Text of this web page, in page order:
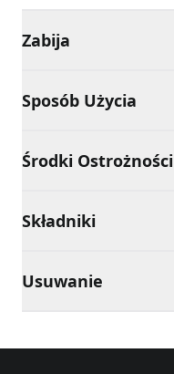
Zabija
Sposób Użycia
Środki Ostrożności
Składniki
Usuwanie